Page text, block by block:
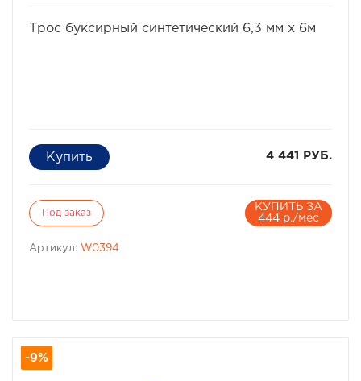
Трос буксирный синтетический 6,3 мм х 6м
4 441 РУБ.
Под заказ
КУПИТЬ ЗА
444 р./мес
Артикул: W0394
-9%